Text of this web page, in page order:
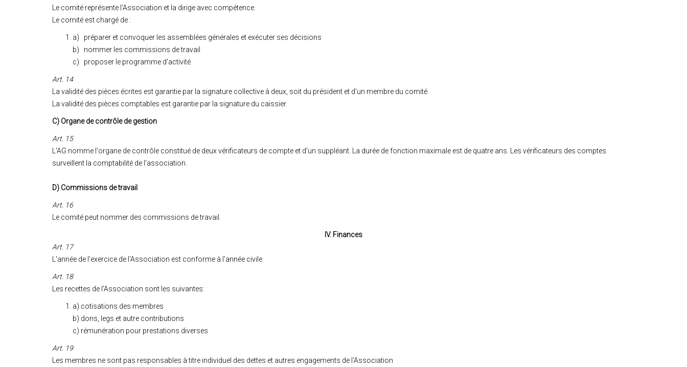
Le comité représente l'Association et la dirige avec compétence.
Le comité est chargé de :
a) préparer et convoquer les assemblées générales et exécuter ses décisions
b) nommer les commissions de travail
c) proposer le programme d'activité
Art. 14
La validité des pièces écrites est garantie par la signature collective à deux, soit du président et d'un membre du comité.
La validité des pièces comptables est garantie par la signature du caissier.
C) Organe de contrôle de gestion
Art. 15
L'AG nomme l'organe de contrôle constitué de deux vérificateurs de compte et d'un suppléant. La durée de fonction maximale est de quatre ans. Les vérificateurs des comptes
surveillent la comptabilité de l'association.
D) Commissions de travail
Art. 16
Le comité peut nommer des commissions de travail.
IV. Finances
Art. 17
L'année de l'exercice de l'Association est conforme à l'année civile.
Art. 18
Les recettes de l'Association sont les suivantes:
a) cotisations des membres
b) dons, legs et autre contributions
c) rémunération pour prestations diverses
Art. 19
Les membres ne sont pas responsables à titre individuel des dettes et autres engagements de l'Association